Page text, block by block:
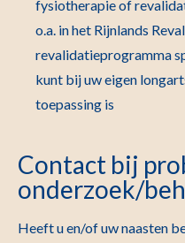
fysiotherapie of
o.a. in het Rijnlands
revalidatieprogramma
kunt bij uw eigen
toepassing is
Contact bij
onderzoek/
Heeft u en/of uw naasten